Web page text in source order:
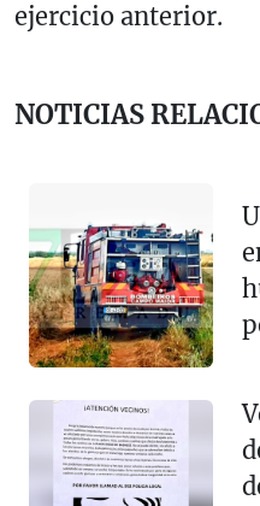
ejercicio anterior.
NOTICIAS